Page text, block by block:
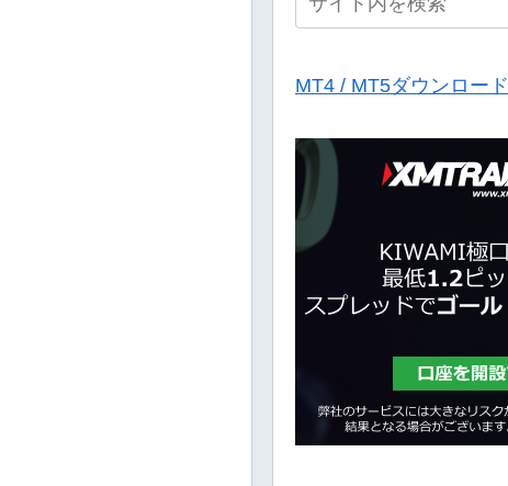
MT4 / MT5ダウンロード